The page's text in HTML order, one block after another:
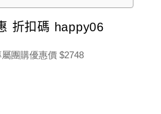
折扣碼 happy06
團購優惠價 $2748